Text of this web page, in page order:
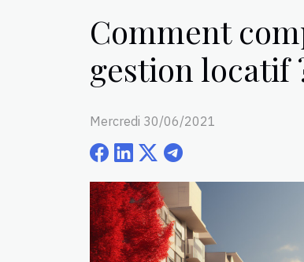
Comment
gestion locatif
Mercredi 30/06/2021